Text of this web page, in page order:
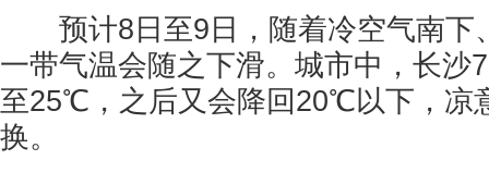
预计8日至9日，随着冷空气南下
一带气温会随之下滑。城市中，长沙
至25℃，之后又会降回20℃以下，凉
换。